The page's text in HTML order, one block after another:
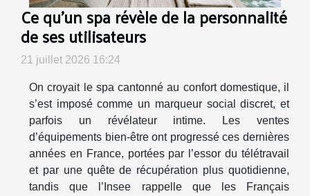
Ce qu’un spa révèle de la personnalité
de ses utilisateurs
21 juillet 2026 16:24
On croyait le spa cantonné au confort domestique, il
s’est imposé comme un marqueur social discret, et
parfois un révélateur intime. Les ventes
d’équipements bien-être ont progressé ces dernières
années en France, portées par l’essor du télétravail
et par une quête de récupération plus quotidienne,
tandis que l’Insee rappelle que les Français